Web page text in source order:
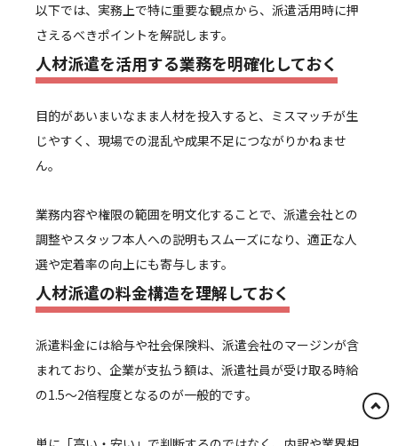
以下では、実務上で特に重要な観点から、派遣活用時に押
さえるべきポイントを解説します。
人材派遣を活用する業務を明確化しておく
目的があいまいなまま人材を投入すると、ミスマッチが生
じやすく、現場での混乱や成果不足につながりかねませ
ん。
業務内容や権限の範囲を明文化することで、派遣会社との
調整やスタッフ本人への説明もスムーズになり、適正な人
選や定着率の向上にも寄与します。
人材派遣の料金構造を理解しておく
派遣料金には給与や社会保険料、派遣会社のマージンが含
まれており、企業が支払う額は、派遣社員が受け取る時給
の1.5〜2倍程度となるのが一般的です。